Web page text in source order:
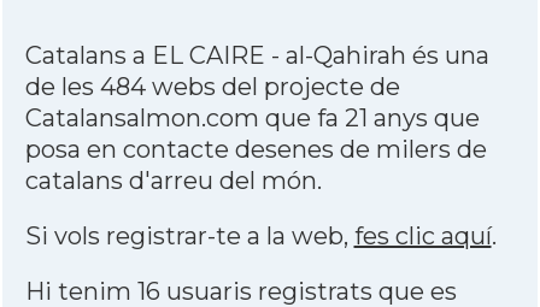
Catalans a EL CAIRE - al-Qahirah és una
de les 484 webs del projecte de
Catalansalmon.com que fa 21 anys que
posa en contacte desenes de milers de
catalans d'arreu del món.
Si vols registrar-te a la web, fes clic aquí.
Hi tenim 16 usuaris registrats que es